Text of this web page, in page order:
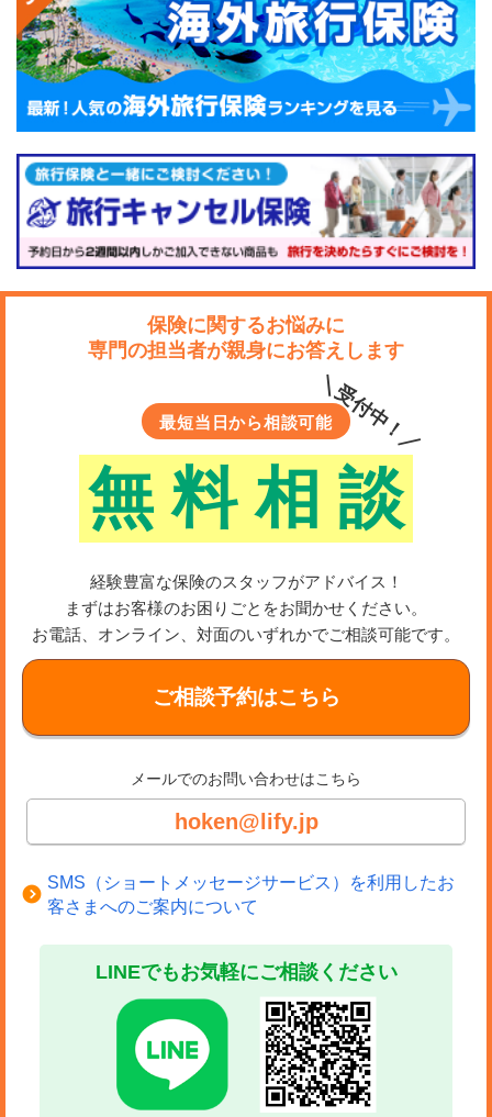
保険に関するお悩みに
専門の担当者が親身にお答えします
最短当日から相談可能
無 料 相 談
＼受付中！／
経験豊富な保険のスタッフがアドバイス！
まずはお客様のお困りごとをお聞かせください。
お電話、オンライン、対面のいずれかでご相談可能です。
ご相談予約はこちら
メールでのお問い合わせはこちら
hoken@lify.jp
SMS（ショートメッセージサービス）を利用したお
客さまへのご案内について
LINEでもお気軽にご相談ください